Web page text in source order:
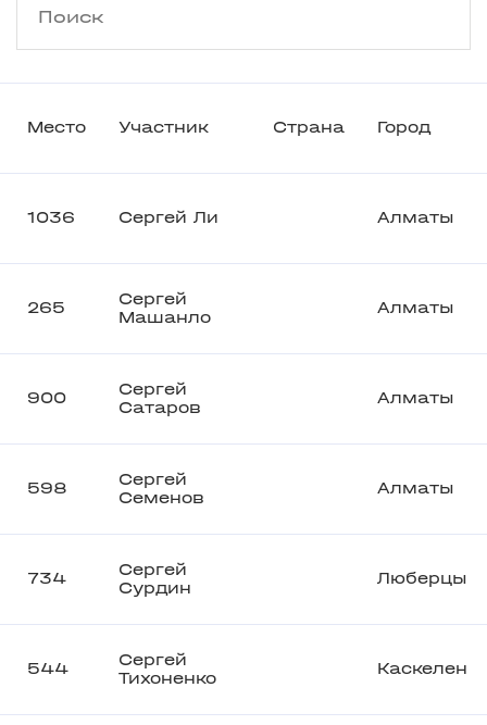
Место Участник Страна Город
1036 Сергей Ли Алматы
265
Сергей
Машанло
Алматы
900
Сергей
Сатаров
Алматы
598
Сергей
Семенов
Алматы
734
Сергей
Сурдин
Люберцы
544
Сергей
Тихоненко
Каскелен